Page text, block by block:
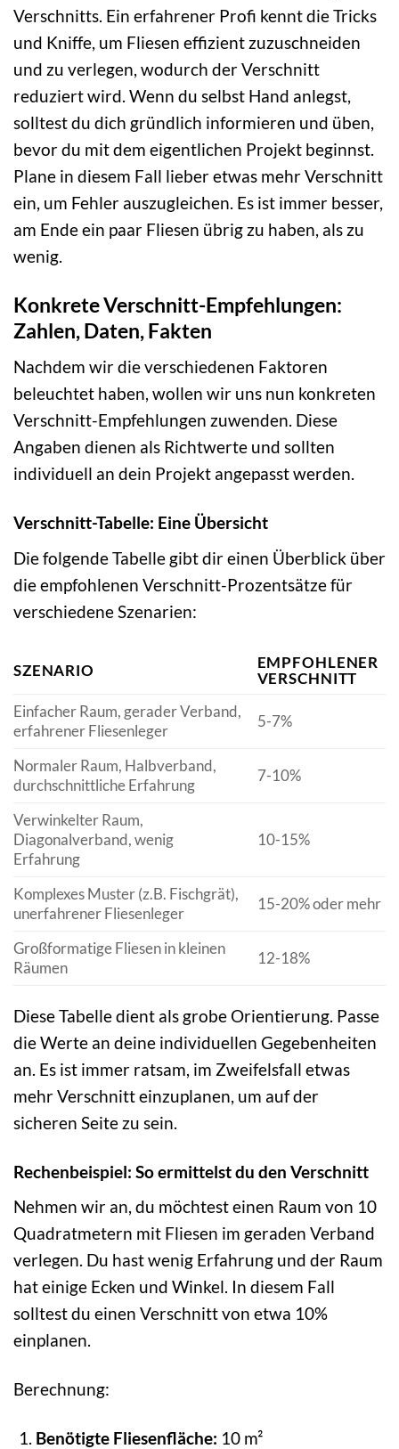
Verschnitts. Ein erfahrener Profi kennt die Tricks
und Kniffe, um Fliesen effizient zuzuschneiden
und zu verlegen, wodurch der Verschnitt
reduziert wird. Wenn du selbst Hand anlegst,
solltest du dich gründlich informieren und üben,
bevor du mit dem eigentlichen Projekt beginnst.
Plane in diesem Fall lieber etwas mehr Verschnitt
ein, um Fehler auszugleichen. Es ist immer besser,
am Ende ein paar Fliesen übrig zu haben, als zu
wenig.
Konkrete Verschnitt-Empfehlungen:
Zahlen, Daten, Fakten
Nachdem wir die verschiedenen Faktoren
beleuchtet haben, wollen wir uns nun konkreten
Verschnitt-Empfehlungen zuwenden. Diese
Angaben dienen als Richtwerte und sollten
individuell an dein Projekt angepasst werden.
Verschnitt-Tabelle: Eine Übersicht
Die folgende Tabelle gibt dir einen Überblick über
die empfohlenen Verschnitt-Prozentsätze für
verschiedene Szenarien:
SZENARIO
EMPFOHLENER
VERSCHNITT
Einfacher Raum, gerader Verband,
erfahrener Fliesenleger
5-7%
Normaler Raum, Halbverband,
durchschnittliche Erfahrung
7-10%
Verwinkelter Raum,
Diagonalverband, wenig
Erfahrung
10-15%
Komplexes Muster (z.B. Fischgrät),
unerfahrener Fliesenleger
15-20% oder mehr
Großformatige Fliesen in kleinen
Räumen
12-18%
Diese Tabelle dient als grobe Orientierung. Passe
die Werte an deine individuellen Gegebenheiten
an. Es ist immer ratsam, im Zweifelsfall etwas
mehr Verschnitt einzuplanen, um auf der
sicheren Seite zu sein.
Rechenbeispiel: So ermittelst du den Verschnitt
Nehmen wir an, du möchtest einen Raum von 10
Quadratmetern mit Fliesen im geraden Verband
verlegen. Du hast wenig Erfahrung und der Raum
hat einige Ecken und Winkel. In diesem Fall
solltest du einen Verschnitt von etwa 10%
einplanen.
Berechnung:
Benötigte Fliesenfläche: 10 m²